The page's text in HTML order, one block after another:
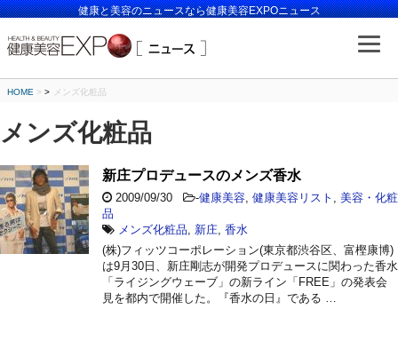
健康と美容のニュースなら健康美容EXPOニュース
HOME > メンズ化粧品
メンズ化粧品
新庄プロデュースのメンズ香水
2009/09/30 -健康美容 健康美容リスト
美容・化粧
品
メンズ化粧品
新庄 香水
(株)フィッツコーポレーション(東京都渋谷区、富樫康博)
は9月30日、新庄剛志が開発プロデュースに関わった香水
「ライジングウェーブ」の新ライン「FREE」の発表会
見を都内で開催した。『香水の日』である …